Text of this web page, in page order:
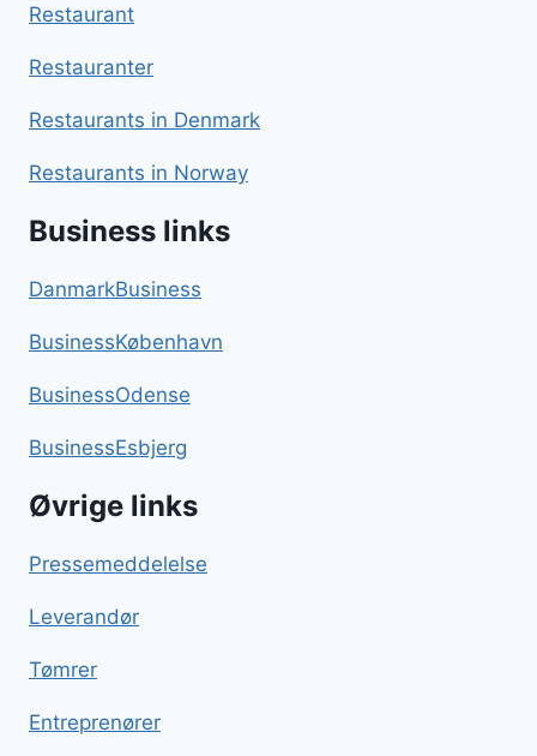
Restaurant
Restauranter
Restaurants in Denmark
Restaurants in Norway
Business links
DanmarkBusiness
BusinessKøbenhavn
BusinessOdense
BusinessEsbjerg
Øvrige links
Pressemeddelelse
Leverandør
Tømrer
Entreprenører